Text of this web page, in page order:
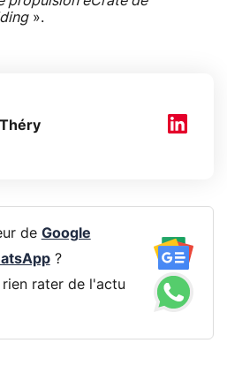
».
de Google
?
rater de l'actu